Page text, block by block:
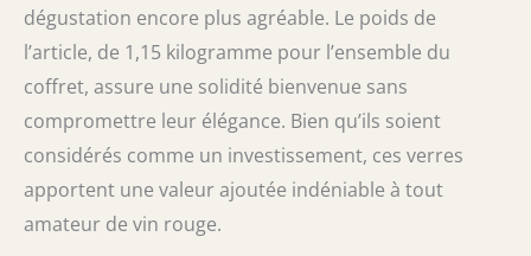
dégustation encore plus agréable. Le poids de
l’article, de 1,15 kilogramme pour l’ensemble du
coffret, assure une solidité bienvenue sans
compromettre leur élégance. Bien qu’ils soient
considérés comme un investissement, ces verres
apportent une valeur ajoutée indéniable à tout
amateur de vin rouge.